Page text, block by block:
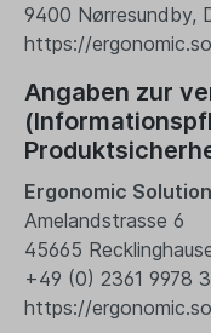
9400 Nørresundby,
https://
Angaben zur
Ergonomic
Amelandstrasse 6
45665
+49 (0) 2361 9978
https://